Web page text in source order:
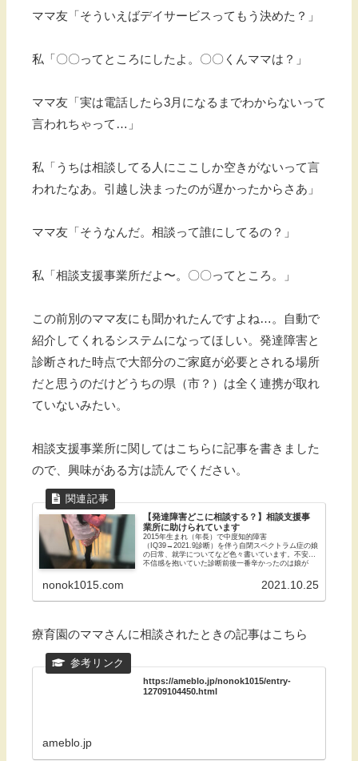
ママ友「そういえばデイサービスってもう決めた？」
私「〇〇ってところにしたよ。〇〇くんママは？」
ママ友「実は電話したら3月になるまでわからないって
言われちゃって…」
私「うちは相談してる人にここしか空きがないって言
われたなあ。引越し決まったのが遅かったからさあ」
ママ友「そうなんだ。相談って誰にしてるの？」
私「相談支援事業所だよ〜。〇〇ってところ。」
この前別のママ友にも聞かれたんですよね…。自動で
紹介してくれるシステムになってほしい。発達障害と
診断された時点で大部分のご家庭が必要とされる場所
だと思うのだけどうちの県（市？）は全く連携が取れ
ていないみたい。
相談支援事業所に関してはこちらに記事を書きました
ので、興味がある方は読んでください。
【発達障害どこに相談する？】相談支援事
業所に助けられています
2015年生まれ（年長）で中度知的障害
（IQ39→2021.9診断）を伴う自閉スペクトラム症の娘
の日常、就学についてなど色々書いています。不安と
不信感を抱いていた診断前後一番辛かったのは娘が
nonok1015.com 2021.10.25
療育園のママさんに相談されたときの記事はこちら
https://ameblo.jp/nonok1015/entry-
12709104450.html
ameblo.jp